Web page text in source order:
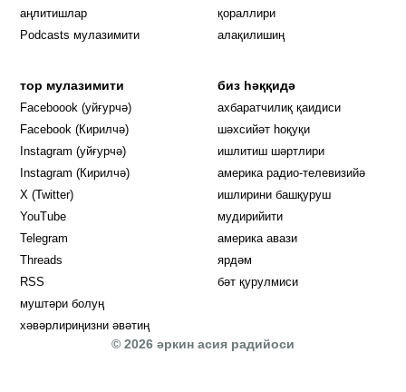
аңлитишлар
Podcasts мулазимити
қораллири
алақилишиң
тор мулазимити
Faceboook (уйғурчә) Opens in new window
Facebook (Кирилчә) Opens in new window
Instagram (уйғурчә) Opens in new window
Instagram (Кирилчә) Opens in new window
X (Twitter)
YouTube
Telegram
Threads
RSS
муштәри болуң
хәвәрлириңизни әвәтиң
биз һәққидә
ахбаратчилиқ қаидиси
шәхсийәт һоқуқи
ишлитиш шәртлири
америка радио-телевизийә
ишлирини башқуруш
мудирийити
америка авази
ярдәм
бәт қурулмиси
© 2026 әркин асия радийоси